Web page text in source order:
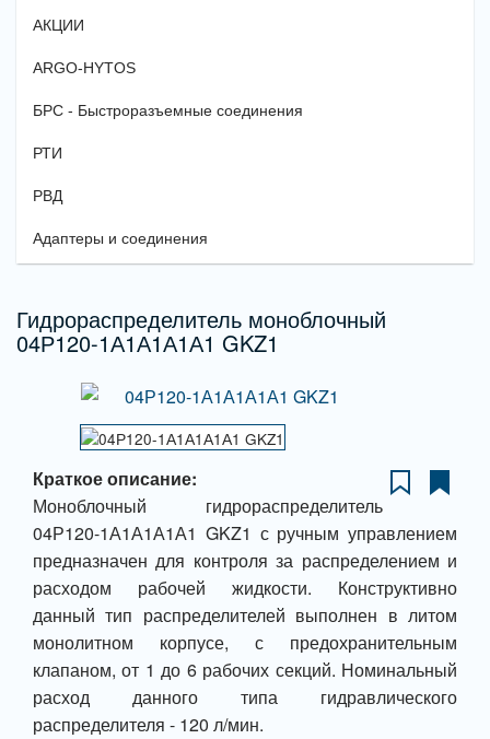
АКЦИИ
ARGO-HYTOS
БРС - Быстроразъемные соединения
РТИ
РВД
Адаптеры и соединения
Гидрораспределитель моноблочный
04Р120-1А1А1А1А1 GKZ1
Краткое описание:
Моноблочный гидрораспределитель
04Р120-1А1А1А1А1 GKZ1 с ручным управлением
предназначен для контроля за распределением и
расходом рабочей жидкости. Конструктивно
данный тип распределителей выполнен в литом
монолитном корпусе, с предохранительным
клапаном, от 1 до 6 рабочих секций. Номинальный
расход данного типа гидравлического
распределителя - 120 л/мин.